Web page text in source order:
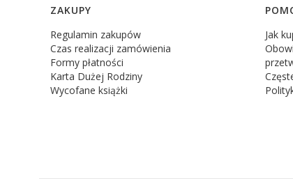
Linki w stopce
ZAKUPY
Regulamin zakupów
Czas realizacji zamówienia
Formy płatności
Karta Dużej Rodziny
Wycofane książki
Jak